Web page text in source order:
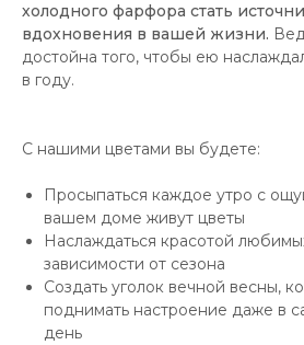
холодного фарфора стать
вдохновения в вашей жизни.
достойна того, чтобы ею
в году.
С нашими цветами вы будете:
Просыпаться каждое утро с
вашем доме живут цветы
Наслаждаться красотой
зависимости от сезона
Создать уголок вечной весны,
поднимать настроение даже в
день